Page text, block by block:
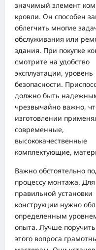
значимый элемент
кровли. Он способен
облегчить многие
обслуживания или
здания. При покупке
смотрите на удобство
эксплуатации, уровень
безопасности.
должно быть
чрезвычайно важно,
изготовлении
современные,
высококачественные
комплектующие,
Важно обстоятельно
процессу монтажа. Для
правильной установки
конструкции нужно
определенным
опыта. Лучше
этого вопроса